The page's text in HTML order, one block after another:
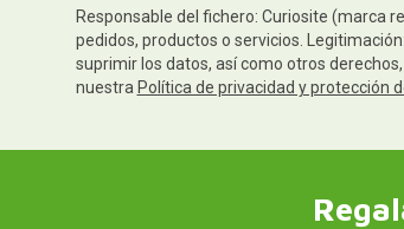
Responsable del fichero: Curiosite (marca
pedidos, productos o servicios.
suprimir los datos, así como otros
nuestra Política de privacidad y protección